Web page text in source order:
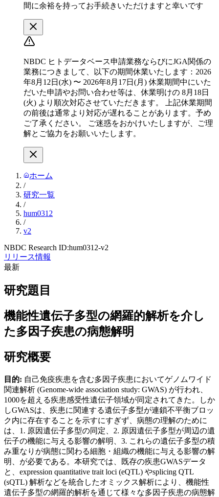
間に余裕を持ってお手続きいただけますと幸いです
NBDC ヒトデータベース申請業務ならびにJGA関係の
業務につきまして、以下の期間休業いたします：2026
年8月12日(水) 〜 2026年8月17日(月) 休業期間中にいた
だいた申請やお問い合わせ等は、休業明けの 8月18日
(火) より順次対応させていただきます。 上記休業期間
の前後は通常より対応が遅れることがあります。予め
ご了承ください。 ご迷惑をおかけいたしますが、ご理
解とご協力をお願いいたします。
ホーム
/
研究一覧
/
hum0312
/
v2
NBDC Research ID:hum0312-v2
リリース情報
最新
研究題目
機能性遺伝子多型の網羅的解析を介し
た多因子疾患の病態解明
研究概要
目的: 自己免疫疾患を含む多因子疾患においてゲノムワイド
関連解析 (Genome-wide association study: GWAS) が行われ、
1000を超える疾患感受性遺伝子領域が同定されてきた。しか
しGWASは、疾患に関連する遺伝子多型が連鎖不平衡ブロッ
ク内に存在することを示すにすぎず、病態の理解のために
は、1. 原因遺伝子多型の同定、2. 原因遺伝子多型が周辺の遺
伝子の機能に与える影響の解明、3. これらの遺伝子多型の積
み重なりが病態に関わる細胞・組織の機能に与える影響の解
明、が必要である。本研究では、既存の疾患GWASデータ
と、expression quantitative trait loci (eQTL) やsplicing QTL
(sQTL) 解析などを統合したオミックス解析により、機能性
遺伝子多型の網羅的解析を通じて様々な多因子疾患の病態解